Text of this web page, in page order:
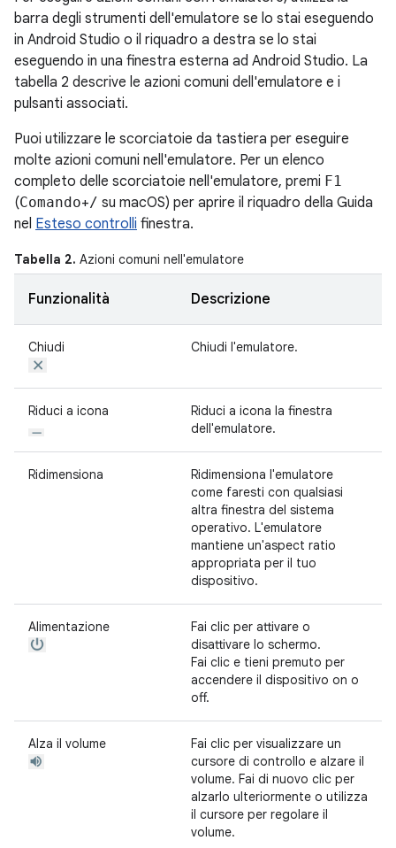
barra degli strumenti dell'emulatore se lo stai eseguendo
in Android Studio o il riquadro a destra se lo stai
eseguendo in una finestra esterna ad Android Studio. La
tabella 2 descrive le azioni comuni dell'emulatore e i
pulsanti associati.
Puoi utilizzare le scorciatoie da tastiera per eseguire
molte azioni comuni nell'emulatore. Per un elenco
completo delle scorciatoie nell'emulatore, premi F1
(Comando+/ su macOS) per aprire il riquadro della Guida
nel Esteso controlli finestra.
Tabella 2. Azioni comuni nell'emulatore
Funzionalità Descrizione
Chiudi Chiudi l'emulatore.
Riduci a icona
Riduci a icona la finestra
dell'emulatore.
Ridimensiona
Ridimensiona l'emulatore
come faresti con qualsiasi
altra finestra del sistema
operativo. L'emulatore
mantiene un'aspect ratio
appropriata per il tuo
dispositivo.
Alimentazione
Fai clic per attivare o
disattivare lo schermo.
Fai clic e tieni premuto per
accendere il dispositivo on o
off.
Alza il volume
Fai clic per visualizzare un
cursore di controllo e alzare il
volume. Fai di nuovo clic per
alzarlo ulteriormente o utilizza
il cursore per regolare il
volume.